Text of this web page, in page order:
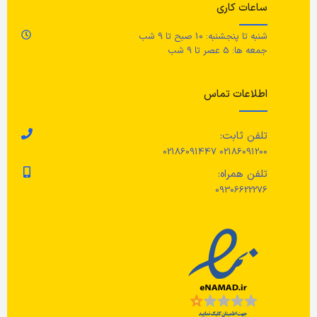
با یک پارچه مرطوب پاک کنید. سپس،
با یک پارچه تمیز خشک کنید.
ساعات کاری
شنبه تا پنجشنبه: 10 صبح تا 9 شب
جمعه ها: 5 عصر تا 9 شب
اطلاعات تماس
تلفن ثابت:
02186091200 02186091447
تلفن همراه:
09306622276